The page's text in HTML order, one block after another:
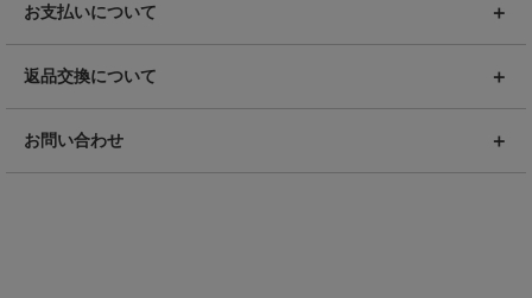
お支払いについて
返品交換について
お問い合わせ